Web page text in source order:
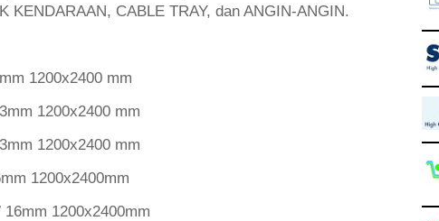
KENDARAAN, CABLE TRAY, dan ANGIN-ANGIN.
1200x2400 mm
1200x2400 mm
1200x2400 mm
1200x2400mm
1200x2400mm